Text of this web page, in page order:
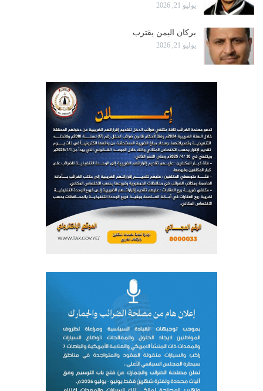
يوليو 21, 2026
بركان اليمن يقترب
يوليو 21, 2026